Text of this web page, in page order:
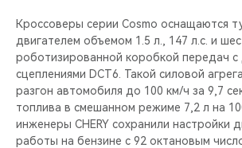
НОВИНКИ
БЛАГОТВОРИТЕЛЬНОСТЬ
CHERY REMOTE
CHERY И СПОРТ
Кроссоверы серии Cosmo оснащаются
двигателем объемом 1.5 л., 147 л.с. и
роботизированной коробкой передач с
сцеплениями DCT6. Такой силовой
разгон автомобиля до 100 км/ч за 9,7
топлива в смешанном режиме 7,2 л на
инженеры CHERY сохранили настройки
работы на бензине с 92 октановым